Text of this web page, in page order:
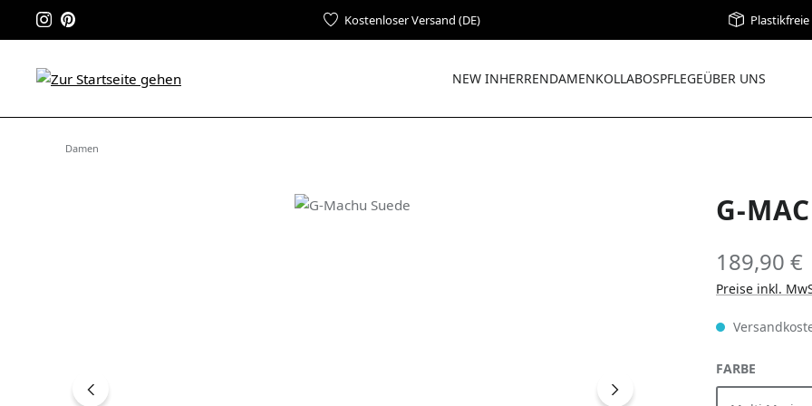
Kostenloser Versand (DE)
NEW INHERRENDAMENKOLLABOSPFLEGEÜBER UNS
Damen
G-
189,90 €
Preise inkl.
FARBE